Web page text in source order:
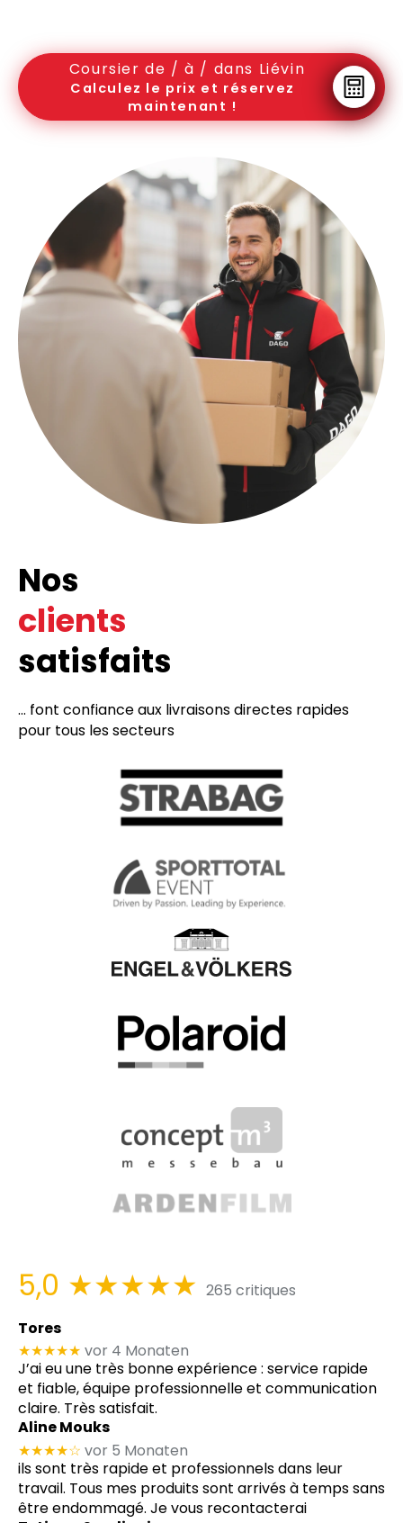
Coursier de / à / dans Liévin
Calculez le prix et réservez
maintenant !
Nos
clients
satisfaits
... font confiance aux livraisons directes rapides
pour tous les secteurs
5,0 ★★★★★ 265 critiques
Tores
★★★★★ vor 4 Monaten
J’ai eu une très bonne expérience : service rapide
et fiable, équipe professionnelle et communication
claire. Très satisfait.
Aline Mouks
★★★★☆ vor 5 Monaten
ils sont très rapide et professionnels dans leur
travail. Tous mes produits sont arrivés à temps sans
être endommagé. Je vous recontacterai